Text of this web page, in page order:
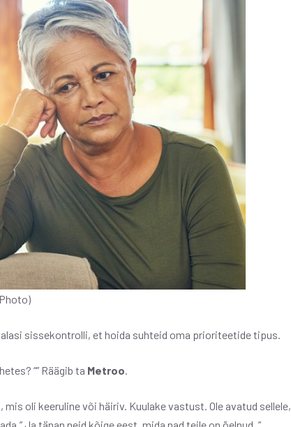
sissekontrolli, et hoida suhteid oma prioriteetide tipus.
“” Räägib ta Metroo
oli keeruline või häiriv. Kuulake vastust. Ole avatud sellele,
Ja tänan neid kõige eest, mida nad teile on öelnud. ”